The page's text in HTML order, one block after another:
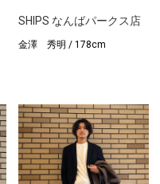
SHIPS なんばパークス店
金澤 秀明 / 178cm